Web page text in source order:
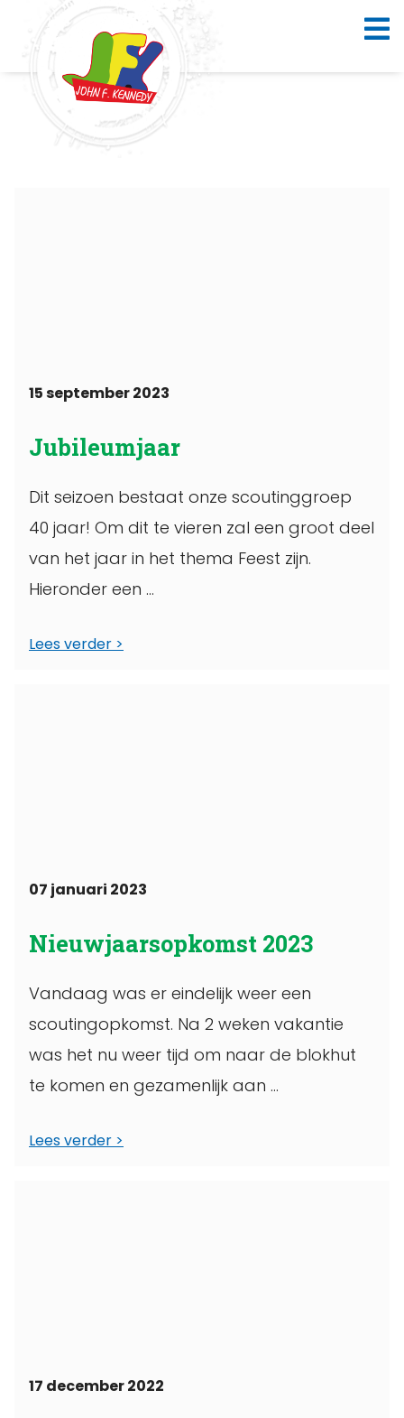
15 september 2023
Jubileumjaar
Dit seizoen bestaat onze scoutinggroep
40 jaar! Om dit te vieren zal een groot deel
van het jaar in het thema Feest zijn.
Hieronder een ...
Lees verder
07 januari 2023
Nieuwjaarsopkomst 2023
Vandaag was er eindelijk weer een
scoutingopkomst. Na 2 weken vakantie
was het nu weer tijd om naar de blokhut
te komen en gezamenlijk aan ...
Lees verder
17 december 2022